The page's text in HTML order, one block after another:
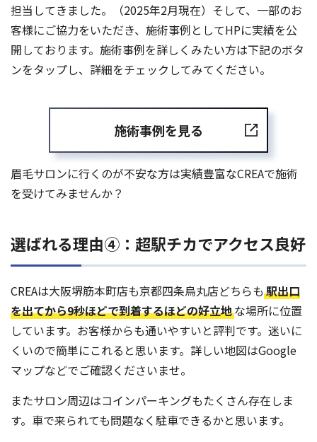
担当してきました。（2025年2月現在）そして、一部のお
客様にご協力をいただき、施術事例としてHPに実績を公
開しております。施術事例を詳しくみたい方は下記のボタ
ンをタップし、詳細をチェックしてみてください。
施術事例を見る
眉毛サロンに行くのが不安な方は実績豊富なCREAで施術
を受けてみませんか？
選ばれる理由④：超駅チカでアクセス良好
CREAは大阪堺筋本町店も京都四条烏丸店どちらも 駅出口
を出てから9秒ほどで到着するほどの好立地な場所に位置
しています。お客様からも通いやすいと評判です。迷いに
くいので簡単にこれると思います。詳しい地図はGoogle
マップなどでご確認くださいませ。
またサロン周辺はコインパーキングもたくさん存在しま
す。車で来られても問題なく駐車できるかと思います。